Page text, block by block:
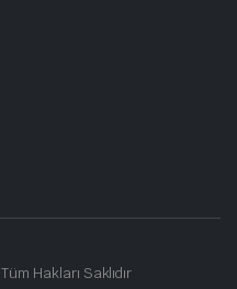
Hakları Saklıdır